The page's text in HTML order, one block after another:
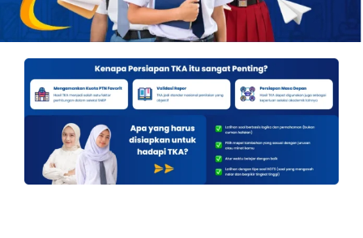
CONTACT US